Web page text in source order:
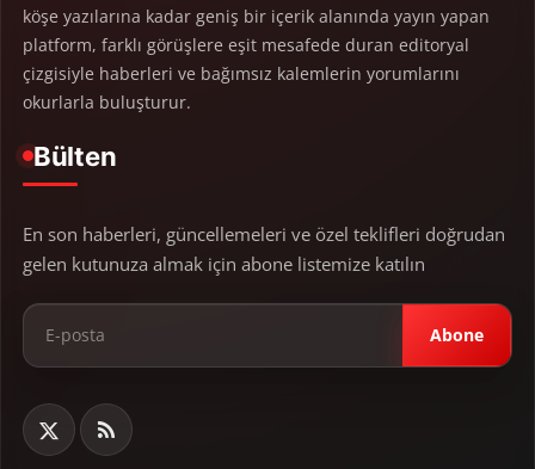
köşe yazılarına kadar geniş bir içerik alanında yayın yapan
platform, farklı görüşlere eşit mesafede duran editoryal
çizgisiyle haberleri ve bağımsız kalemlerin yorumlarını
okurlarla buluşturur.
Bülten
En son haberleri, güncellemeleri ve özel teklifleri doğrudan
gelen kutunuza almak için abone listemize katılın
Abone